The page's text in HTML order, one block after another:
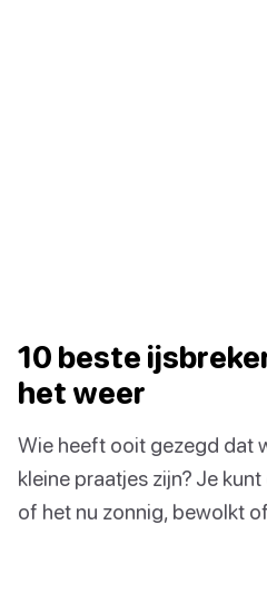
10 beste
het weer
Wie heeft ooit gezegd dat
kleine praatjes zijn? Je
of het nu zonnig, bewolkt